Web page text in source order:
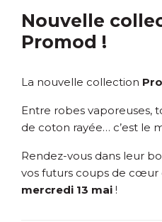
Nouvelle
Promod !
La nouvelle collection
Entre robes vaporeuses,
de coton rayée… c’est le
Rendez-vous dans leur
vos futurs coups de cœur
mercredi 13 mai !